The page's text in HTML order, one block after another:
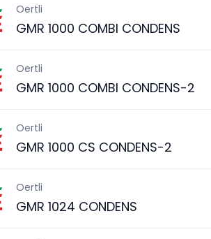
Oertli
GMR 1000 COMBI CONDENS
Oertli
GMR 1000 COMBI CONDENS-2
Oertli
GMR 1000 CS CONDENS-2
Oertli
GMR 1024 CONDENS